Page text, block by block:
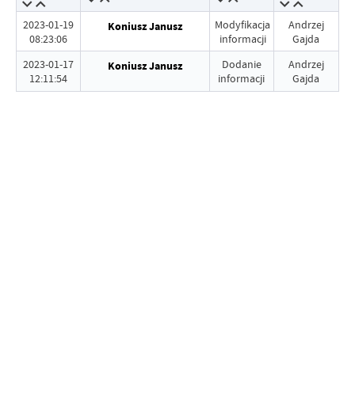
2023-01-19
08:23:06
Koniusz Janusz
Modyfikacja
informacji
Andrzej
Gajda
2023-01-17
12:11:54
Koniusz Janusz
Dodanie
informacji
Andrzej
Gajda